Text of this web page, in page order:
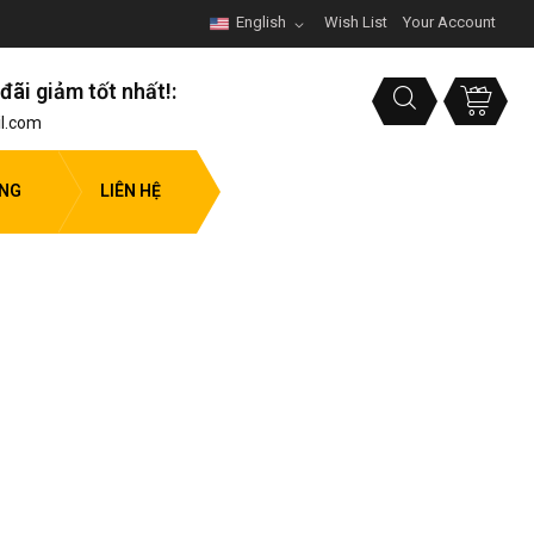
Wish List Your Account
English
giảm tốt nhất!:
LIÊN HỆ